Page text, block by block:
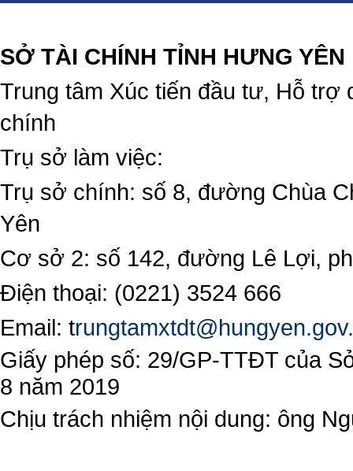
SỞ TÀI CHÍNH TỈNH HƯNG YÊN
Trung tâm Xúc tiến đầu tư, Hỗ trợ
chính
Trụ sở làm việc:
Trụ sở chính: số 8, đường Chùa
Yên
Cơ sở 2: số 142, đường Lê Lợi,
Điện thoại: (0221) 3524 666
Email: t
Giấy phép số: 29/GP-TTĐT của
8 năm 2019
Chịu trách nhiệm nội dung: ông